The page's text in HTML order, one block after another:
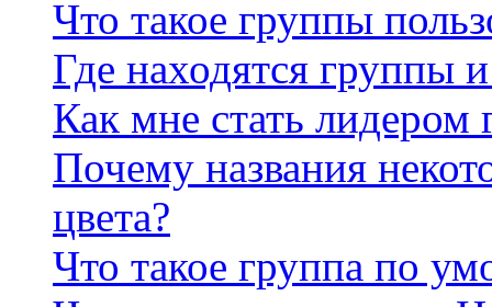
Что такое группы
Где находятся группы
Как мне стать лидером
Почему названия
цвета?
Что такое группа по